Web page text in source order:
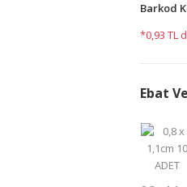
Barkod
*0,93 TL
Ebat